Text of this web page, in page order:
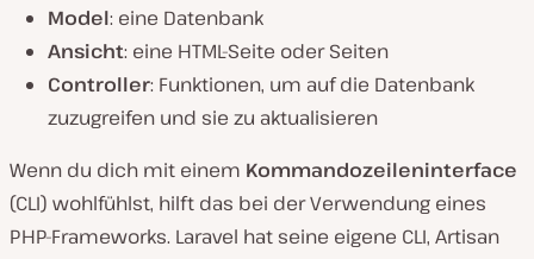
Model: eine Datenbank
Ansicht: eine HTML-Seite oder Seiten
Controller: Funktionen, um auf die Datenbank
zuzugreifen und sie zu aktualisieren
Wenn du dich mit einem Kommandozeileninterface
(CLI) wohlfühlst, hilft das bei der Verwendung eines
PHP-Frameworks. Laravel hat seine eigene CLI, Artisan